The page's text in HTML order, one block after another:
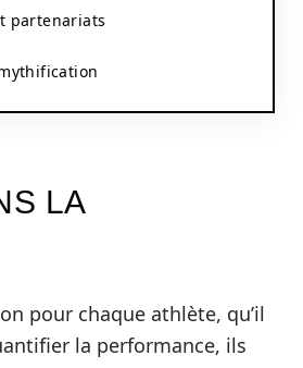
partenariats
LA
pour chaque athlète, qu’il
la performance, ils